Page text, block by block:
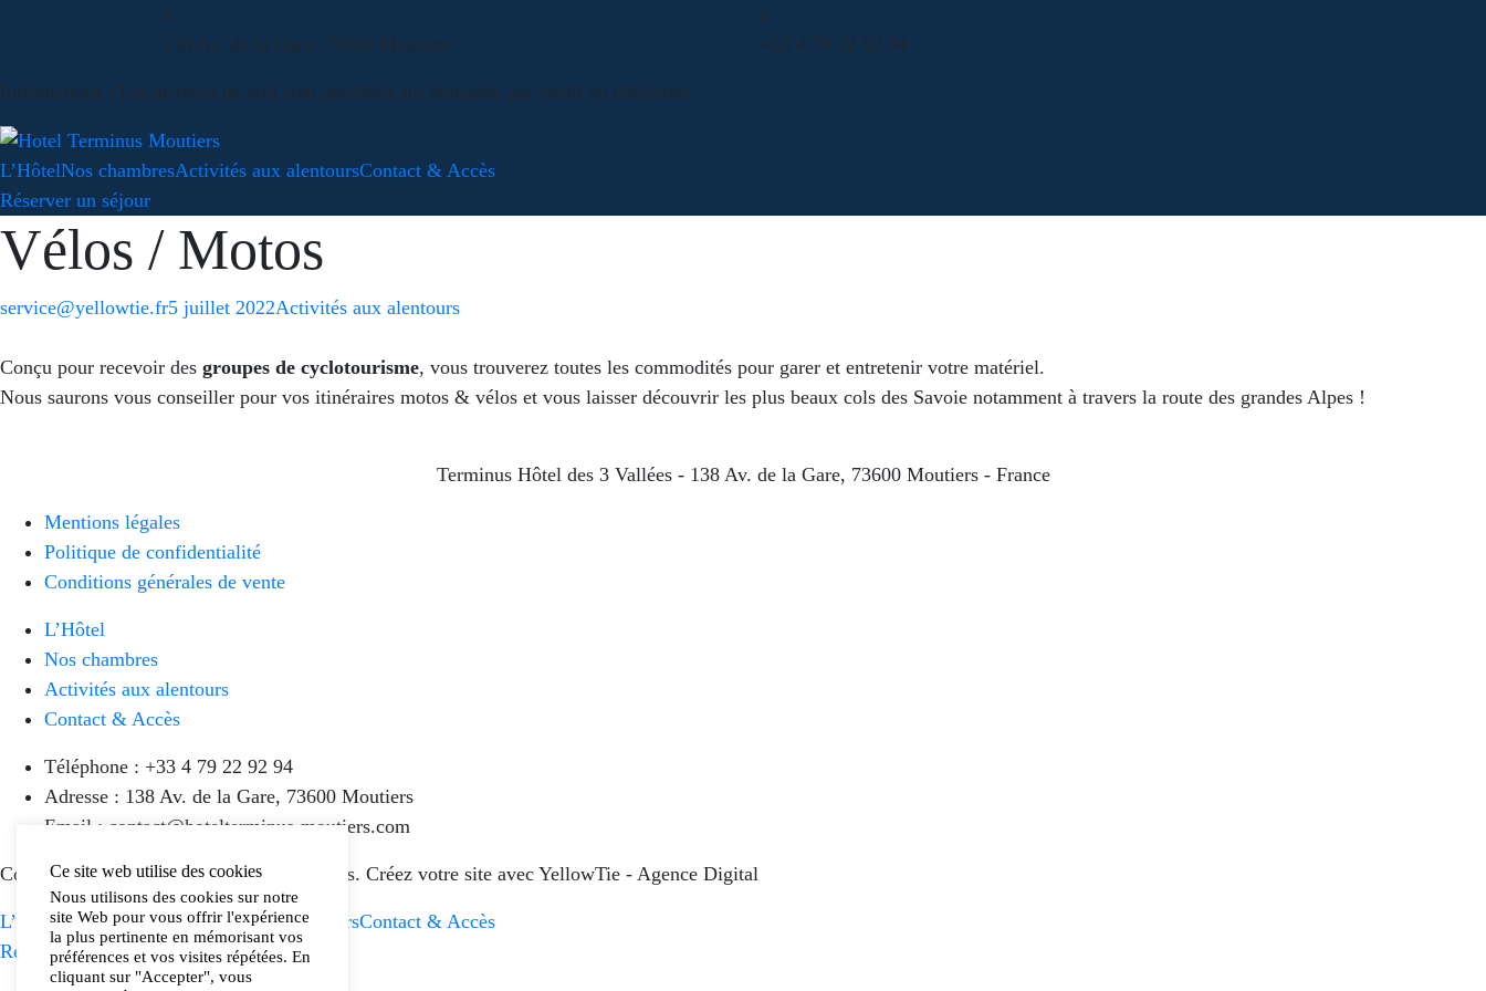
138 Av. de la Gare, 73600 Moutiers +33 4 79 22 92 94
Informations : Les arrivées de nuit sont possibles sur demande par email ou téléphone.
L’HôtelNos chambresActivités aux alentoursContact & Accès
Réserver un séjour
Vélos / Motos
Author:
service@yellowtie.frPosted
5 juillet 2022Categories:
Activités aux alentours
Conçu pour recevoir des groupes de cyclotourisme, vous trouverez toutes les commodités pour garer et entretenir votre matériel.
Nous saurons vous conseiller pour vos itinéraires motos & vélos et vous laisser découvrir les plus beaux cols des Savoie notamment à travers la route des grandes Alpes !
Terminus Hôtel des 3 Vallées - 138 Av. de la Gare, 73600 Moutiers - France
Mentions légales
Politique de confidentialité
Conditions générales de vente
L’Hôtel
Nos chambres
Activités aux alentours
Contact & Accès
Téléphone : +33 4 79 22 92 94
Adresse : 138 Av. de la Gare, 73600 Moutiers
Email : contact@hotelterminus-moutiers.com
Copyright © 2022 Hôtel Terminus Moutiers. Créez votre site avec YellowTie - Agence Digital
L’HôtelNos chambresActivités aux alentoursContact & Accès
Réserver un séjour
Ce site web utilise des cookies
Nous utilisons des cookies sur notre
site Web pour vous offrir l'expérience
la plus pertinente en mémorisant vos
préférences et vos visites répétées. En
cliquant sur "Accepter", vous